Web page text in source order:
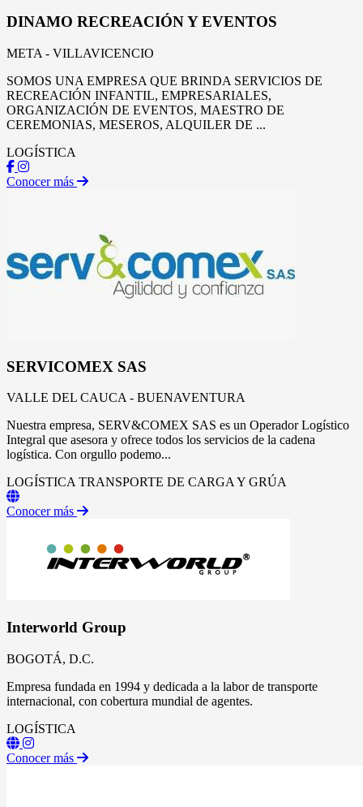
DINAMO RECREACIÓN Y EVENTOS
META - VILLAVICENCIO
SOMOS UNA EMPRESA QUE BRINDA SERVICIOS DE
RECREACIÓN INFANTIL, EMPRESARIALES,
ORGANIZACIÓN DE EVENTOS, MAESTRO DE
CEREMONIAS, MESEROS, ALQUILER DE ...
LOGÍSTICA
Conocer más
SERVICOMEX SAS
VALLE DEL CAUCA - BUENAVENTURA
Nuestra empresa, SERV&COMEX SAS es un Operador Logístico
Integral que asesora y ofrece todos los servicios de la cadena
logística. Con orgullo podemo...
LOGÍSTICA TRANSPORTE DE CARGA Y GRÚA
Conocer más
Interworld Group
BOGOTÁ, D.C.
Empresa fundada en 1994 y dedicada a la labor de transporte
internacional, con cobertura mundial de agentes.
LOGÍSTICA
Conocer más